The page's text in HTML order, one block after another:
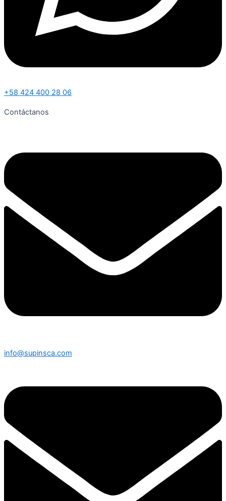
+58 424 400 28 06
Contáctanos
info@supinsca.com